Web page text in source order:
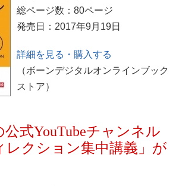
総ページ数：80ページ
発売日：2017年9月19日
詳細を見る・購入する
（ボーンデジタルオンラインブック
ストア）
公式YouTubeチャンネル
レクション集中講義」が